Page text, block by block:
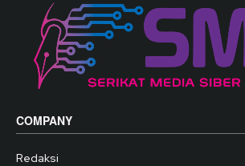
COMPANY
Redaksi